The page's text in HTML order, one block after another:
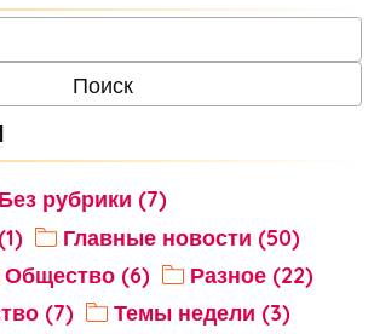
Без рубрики (7)
Главные новости (50)
Общество (6)
Разное (22)
(7)
Темы недели (3)